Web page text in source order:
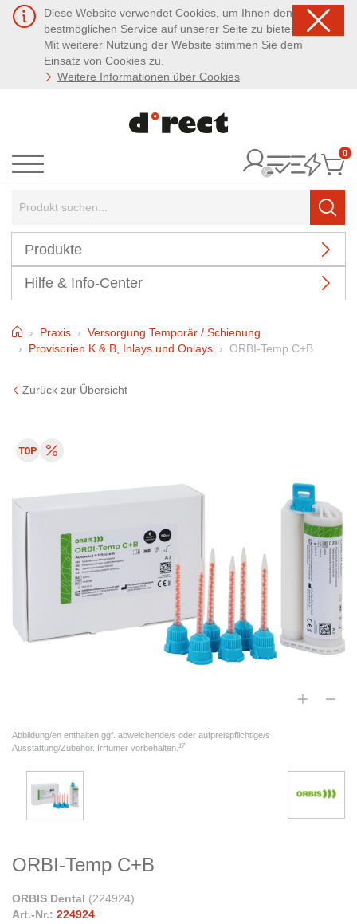
Diese Website verwendet Cookies, um Ihnen den
bestmöglichen Service auf unserer Seite zu bieten.
Mit weiterer Nutzung der Website stimmen Sie dem
Einsatz von Cookies zu.
Weitere Informationen über Cookies
Menü
0
Produkte
Hilfe & Info-Center
HomePraxis
Versorgung Temporär / Schienung
Provisorien K & B, Inlays und Onlays
ORBI-Temp C+B
Zurück zur Übersicht
Abbildung/en enthalten ggf. abweichende/s oder aufpreispflichtige/s
Ausstattung/Zubehör. Irrtümer vorbehalten. 17
ORBI-Temp C+B
ORBIS Dental (224924)
Art.-Nr.: 224924